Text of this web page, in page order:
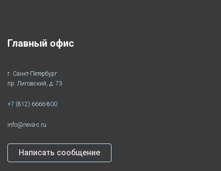
Главный офис
г. Санкт-Петербург
пр. Лиговский, д. 73
+7 (812) 6666-800
info@neva-c.ru
Написать сообщение